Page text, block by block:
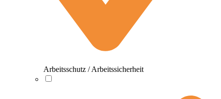
Arbeitsschutz / Arbeitssicherheit